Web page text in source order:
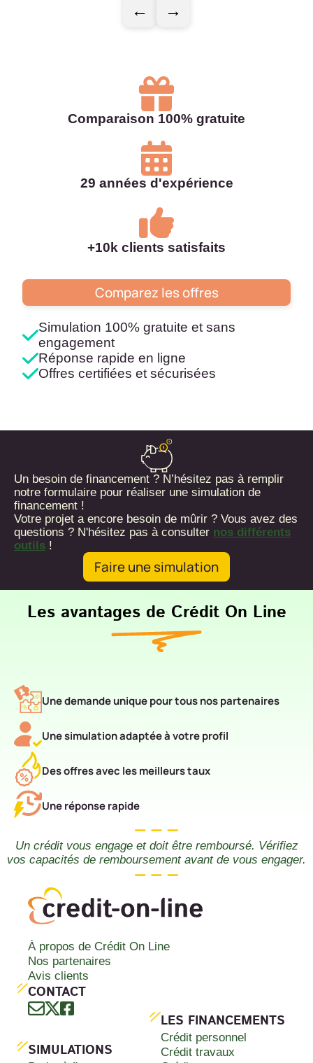
← →
Comparaison 100% gratuite
29 années d'expérience
+10k clients satisfaits
Comparez les offres
Simulation 100% gratuite et sans
engagement
Réponse rapide en ligne
Offres certifiées et sécurisées
Un besoin de financement ? N’hésitez pas à remplir
notre formulaire pour réaliser une simulation de
financement !
Votre projet a encore besoin de mûrir ? Vous avez des
questions ? N'hésitez pas à consulter nos différents
outils !
Faire une simulation
Les avantages de Crédit On Line
Une demande unique pour tous nos partenaires
Une simulation adaptée à votre profil
Des offres avec les meilleurs taux
Une réponse rapide
Un crédit vous engage et doit être remboursé. Vérifiez
vos capacités de remboursement avant de vous engager.
À propos de Crédit On Line
Nos partenaires
Avis clients
CONTACT
SIMULATIONS
LES FINANCEMENTS
Crédit personnel
Crédit travaux